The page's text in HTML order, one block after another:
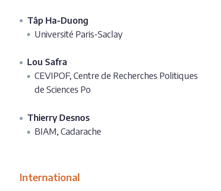
Tâp Ha-Duong
Université Paris-Saclay
Lou Safra
CEVIPOF, Centre de Recherches Politiques
de Sciences Po
Thierry Desnos
BIAM, Cadarache
International